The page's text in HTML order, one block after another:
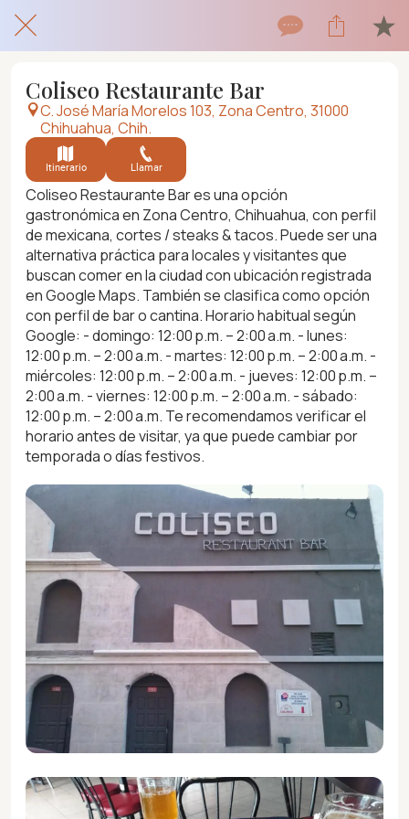
Coliseo Restaurante Bar
C. José María Morelos 103, Zona Centro, 31000
Chihuahua, Chih.
Itinerario Llamar
Coliseo Restaurante Bar es una opción
gastronómica en Zona Centro, Chihuahua, con perfil
de mexicana, cortes / steaks & tacos. Puede ser una
alternativa práctica para locales y visitantes que
buscan comer en la ciudad con ubicación registrada
en Google Maps. También se clasifica como opción
con perfil de bar o cantina. Horario habitual según
Google: - domingo: 12:00 p.m. – 2:00 a.m. - lunes:
12:00 p.m. – 2:00 a.m. - martes: 12:00 p.m. – 2:00 a.m. -
miércoles: 12:00 p.m. – 2:00 a.m. - jueves: 12:00 p.m. –
2:00 a.m. - viernes: 12:00 p.m. – 2:00 a.m. - sábado:
12:00 p.m. – 2:00 a.m. Te recomendamos verificar el
horario antes de visitar, ya que puede cambiar por
temporada o días festivos.